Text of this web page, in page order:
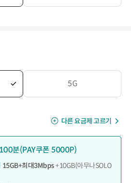
5G
다른 요금제 고르기
분(PAY쿠폰 5000P)
15GB+최대3Mbps+10GB(아무나SOLO